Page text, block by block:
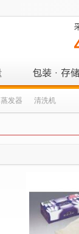
蒸发器 清洗机